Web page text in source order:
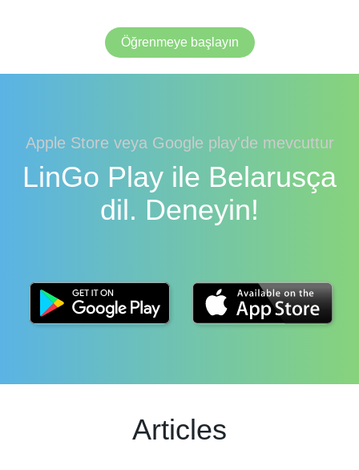
Öğrenmeye başlayın
Apple Store veya Google play'de mevcuttur
LinGo Play ile Belarusça
dil. Deneyin!
Articles